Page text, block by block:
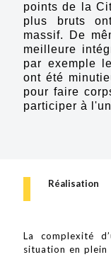
points de la
plus bruts
massif. De
meilleure
par exemple
ont été
pour faire
participer à
Réalisation
La complexité
situation en